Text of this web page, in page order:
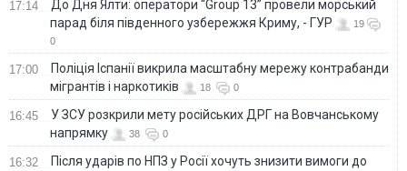
17:14
До Дня Ялти: оператори “Group 13” провели морський
парад біля південного узбережжя Криму, - ГУР
19
0
17:00
Поліція Іспанії викрила масштабну мережу контрабанди
мігрантів і наркотиків
18 0
16:45
У ЗСУ розкрили мету російських ДРГ на Вовчанському
напрямку
38 0
16:32
Після ударів по НПЗ у Росії хочуть знизити вимоги до